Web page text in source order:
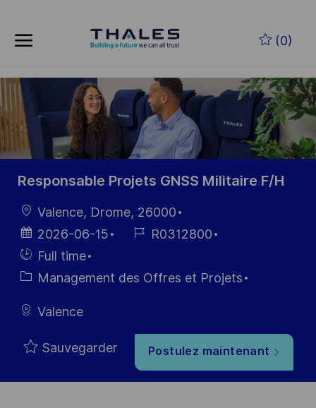
(0)
-
Responsable Projets GNSS Militaire F/H
localisation
Valence, Drome, 26000
Date
d’affichage
2026-06-15
Référence
R0312800
Hiring
Type
Full time
Catégorie
Management des Offres et Projets
Valence
Sauvegarder Postulez maintenant